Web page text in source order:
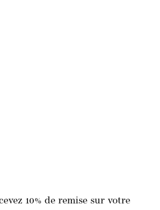
10% de remise sur votre